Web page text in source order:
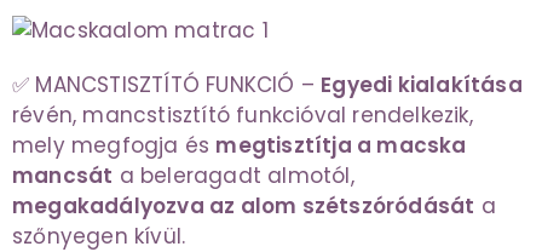
✅ MANCSTISZTÍTÓ FUNKCIÓ – Egyedi kialakítása
révén, mancstisztító funkcióval rendelkezik,
mely megfogja és megtisztítja a macska
mancsát a beleragadt almotól,
megakadályozva az alom szétszóródását a
szőnyegen kívül.